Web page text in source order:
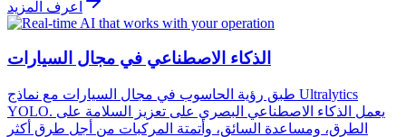
اعرف المزيد
الذكاء الاصطناعي في مجال السيارات
طبق رؤية الحاسوب في مجال السيارات مع نماذج Ultralytics
YOLO. يعمل الذكاء الاصطناعي البصري على تعزيز السلامة على
الطرق، ومساعدة السائق، وأتمتة المركبات من أجل طرق أكثر